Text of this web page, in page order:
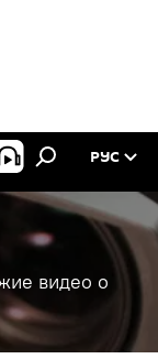
РУС
видео о